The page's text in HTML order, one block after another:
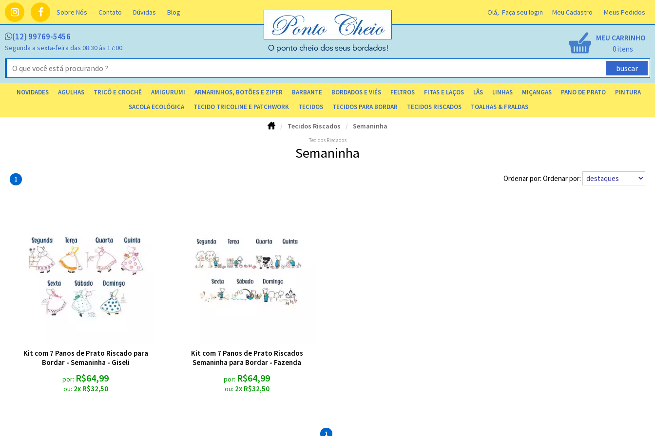
Olá, Faça seu login
Sobre Nós Contato Dúvidas Blog Meu Cadastro Meus Pedidos
MEU CARRINHO
NOVIDADES AGULHAS TRICÔ E CROCHÊ AMIGURUMI ARMARINHOS, BOTÕES E ZIPER BARBANTE BORDADOS E VIÉS FELTROS FITAS E LAÇOS LÃS LINHAS MIÇANGAS PANO DE PRATO
PINTURA
SACOLA ECOLÓGICA
TECIDO TRICOLINE E PATCHWORK TECIDOS TECIDOS PARA BORDAR TECIDOS RISCADOS TOALHAS & FRALDAS
(12) 99769-5456
Segunda a sexta-feira das 08:30 às 17:00 0
Tecidos Riscados Semaninha
Tecidos Riscados
Semaninha
Ordenar por:
1
Kit com 7 Panos de Prato Riscado para
Bordar - Semaninha - Giseli
por: R$64,99
ou: 2x R$32,50
Kit com 7 Panos de Prato Riscados
Semaninha para Bordar - Fazenda
por: R$64,99
ou: 2x R$32,50
1